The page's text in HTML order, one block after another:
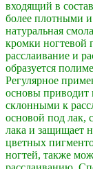
входящий в
более плотными
натуральная
кромки ногтевой
расслаивание и
образуется
Регулярное
основы приводит
склонными к
основой под лак,
лака и защищает
цветных
ногтей, также